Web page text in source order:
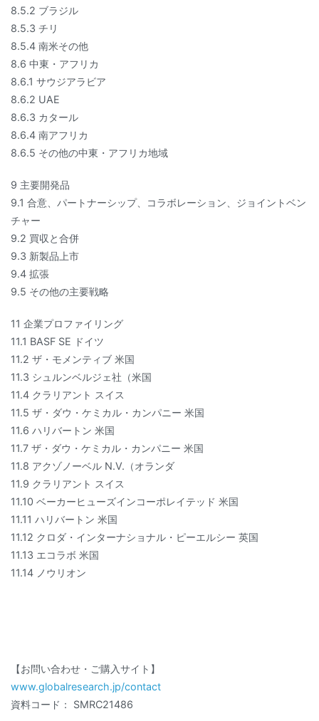
8.5.2 ブラジル
8.5.3 チリ
8.5.4 南米その他
8.6 中東・アフリカ
8.6.1 サウジアラビア
8.6.2 UAE
8.6.3 カタール
8.6.4 南アフリカ
8.6.5 その他の中東・アフリカ地域
9 主要開発品
9.1 合意、パートナーシップ、コラボレーション、ジョイントベン
チャー
9.2 買収と合併
9.3 新製品上市
9.4 拡張
9.5 その他の主要戦略
11 企業プロファイリング
11.1 BASF SE ドイツ
11.2 ザ・モメンティブ 米国
11.3 シュルンベルジェ社（米国
11.4 クラリアント スイス
11.5 ザ・ダウ・ケミカル・カンパニー 米国
11.6 ハリバートン 米国
11.7 ザ・ダウ・ケミカル・カンパニー 米国
11.8 アクゾノーベル N.V.（オランダ
11.9 クラリアント スイス
11.10 ベーカーヒューズインコーポレイテッド 米国
11.11 ハリバートン 米国
11.12 クロダ・インターナショナル・ピーエルシー 英国
11.13 エコラボ 米国
11.14 ノウリオン
【お問い合わせ・ご購入サイト】
www.globalresearch.jp/contact
資料コード： SMRC21486